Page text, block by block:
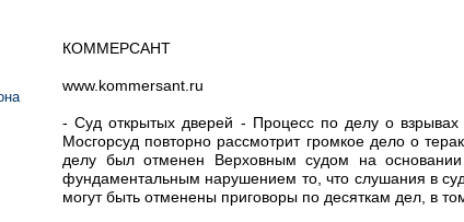
КОММЕРСАНТ
www.kommersant.ru
- Суд открытых дверей - Процесс по делу о
Мосгорсуд повторно рассмотрит громкое дело о
делу был отменен Верховным судом на
фундаментальным нарушением то, что слушания в
могут быть отменены приговоры по десяткам дел, в